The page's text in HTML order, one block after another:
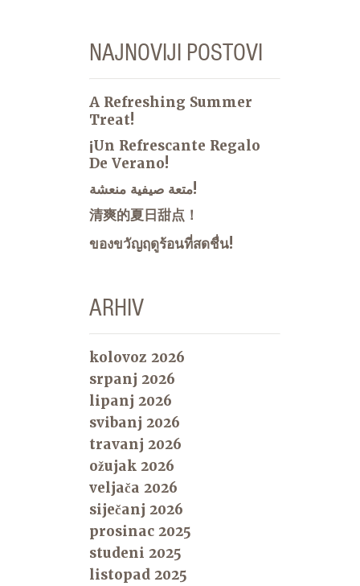
NAJNOVIJI POSTOVI
A Refreshing Summer
Treat!
¡Un Refrescante Regalo
De Verano!
متعة صيفية منعشة!
清爽的夏日甜点！
ของขวัญฤดูร้อนที่สดชื่น!
ARHIV
kolovoz 2026
srpanj 2026
lipanj 2026
svibanj 2026
travanj 2026
ožujak 2026
veljača 2026
siječanj 2026
prosinac 2025
studeni 2025
listopad 2025